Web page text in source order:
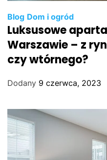
Blog Dom i ogród
Luksusowe
Warszawie – z
czy wtórnego?
Dodany 9 czerwca, 2023